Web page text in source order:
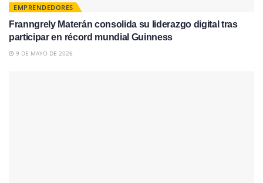
EMPRENDEDORES
Franngrely Materán consolida su liderazgo digital tras
participar en récord mundial Guinness
9 DE MAYO DE 2026